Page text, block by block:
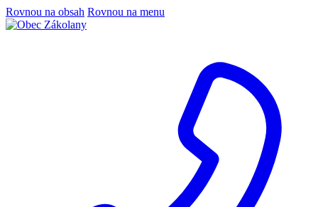
Rovnou na obsah Rovnou na menu